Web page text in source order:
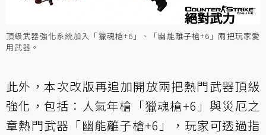
頂級武器強化系統加入「獵魂槍+6」、「幽能離子槍+6」兩把玩家愛
用武器。
此外，本次改版再追加開放兩把熱門武器頂級
強化，包括：人氣年槍「獵魂槍+6」與災厄之
章熱門武器「幽能離子槍+6」，玩家可透過指